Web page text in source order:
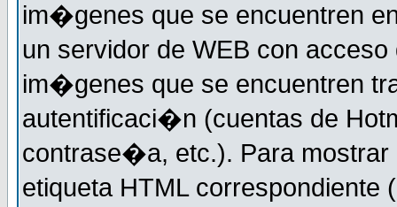
im�genes que se encuentren
un servidor de WEB con
im�genes que se encuentren
autentificaci�n (cuentas de
contrase�a, etc.). Para mostrar
etiqueta HTML correspondiente